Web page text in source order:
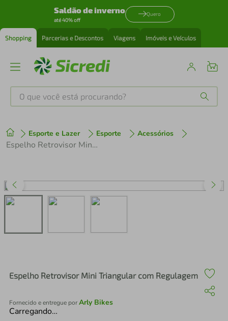
Saldão de inverno
até 40% off
Quero
Shopping Parcerias e Descontos Viagens Imóveis e Veículos
O que você está procurando?
Esporte e Lazer Esporte Acessórios
Espelho Retrovisor Mini Triangular com Regulagem
Espelho Retrovisor Mini Triangular com Regulagem
Fornecido e entregue porArly Bikes
Carregando…
1º tenis
perfume